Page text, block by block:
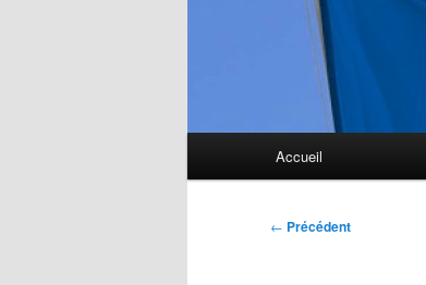
Accueil
Navigation
← Précédent